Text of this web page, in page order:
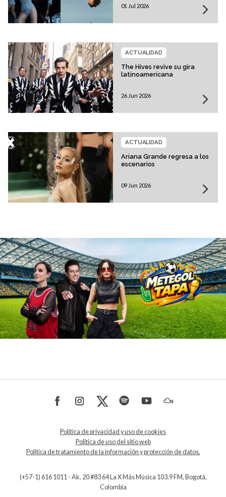
01 Jul 2026
The Hives revive su gira
latinoamericana
ACTUALIDAD
26 Jun 2026
Ariana Grande regresa a los
escenarios
ACTUALIDAD
09 Jun 2026
Política de privacidad y uso de cookies
Política de uso del sitio web
Política de tratamiento de la información y protección de datos.
(+57-1) 616 1011 - Ak. 20 #83 64 La X Más Música 103.9 FM, Bogotá,
Colombia